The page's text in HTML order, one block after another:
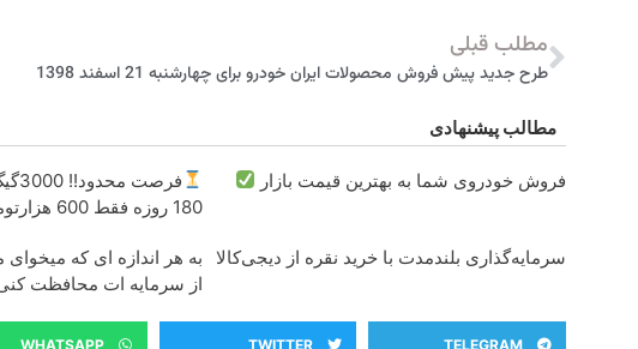
مطلب قبلی
طرح جدید پیش فروش محصولات ایران خودرو برای چهارشنبه 21 اسفند 1398
مطالب پیشنهادی
فروش خودروی شما به بهترین قیمت بازار
180 روزه فقط 600 هزارتومان!!
سرمایه‌گذاری بلندمدت با خرید نقره از دیجی‌کالا
به هر اندازه ای که
از سرمایه ات محافظت
TELEGRAM
TWITTER
WHATSAPP